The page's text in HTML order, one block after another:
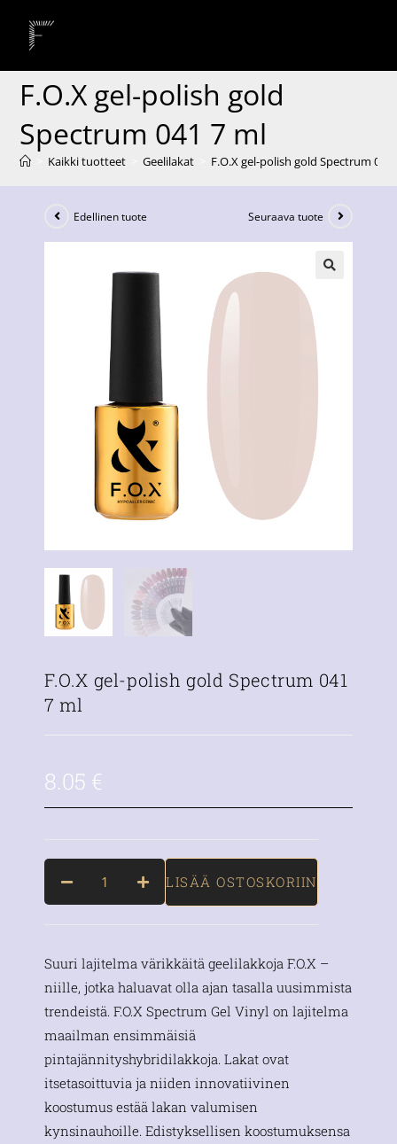
F.O.X gel-polish gold
Spectrum 041 7 ml
Kaikki tuotteet Geelilakat F.O.X gel-polish gold Spectrum 041
Edellinen tuote Seuraava tuote
F.O.X gel-polish gold Spectrum 041
7 ml
8.05 €
LISÄÄ OSTOSKORIIN
Suuri lajitelma värikkäitä geelilakkoja F.O.X –
niille, jotka haluavat olla ajan tasalla uusimmista
trendeistä. F.O.X Spectrum Gel Vinyl on lajitelma
maailman ensimmäisiä
pintajännityshybridilakkoja. Lakat ovat
itsetasoittuvia ja niiden innovatiivinen
koostumus estää lakan valumisen
kynsinauhoille. Edistyksellisen koostumuksensa